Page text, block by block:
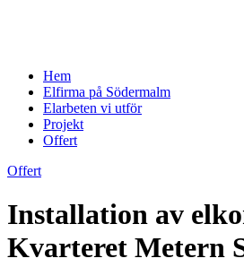
Hem
Elfirma på Södermalm
Elarbeten vi utför
Projekt
Offert
Offert
Installation av
Kvarteret Metern